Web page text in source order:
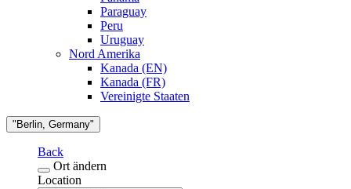
Paraguay
Peru
Uruguay
Nord Amerika
Kanada (EN)
Kanada (FR)
Vereinigte Staaten
"Berlin, Germany"
Back
Ort ändern
Location